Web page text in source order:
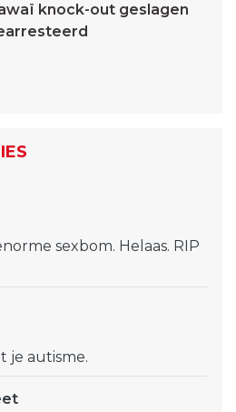
knock-out geslagen
sexbom. Helaas. RIP
je autisme.